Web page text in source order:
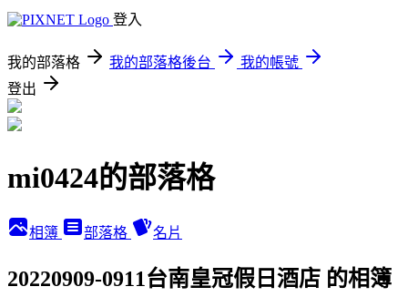
登入
我的部落格 我的部落格後台
我的帳號
登出
mi0424的部落格
相簿 部落格 名片
20220909-0911台南皇冠假日酒店 的相簿